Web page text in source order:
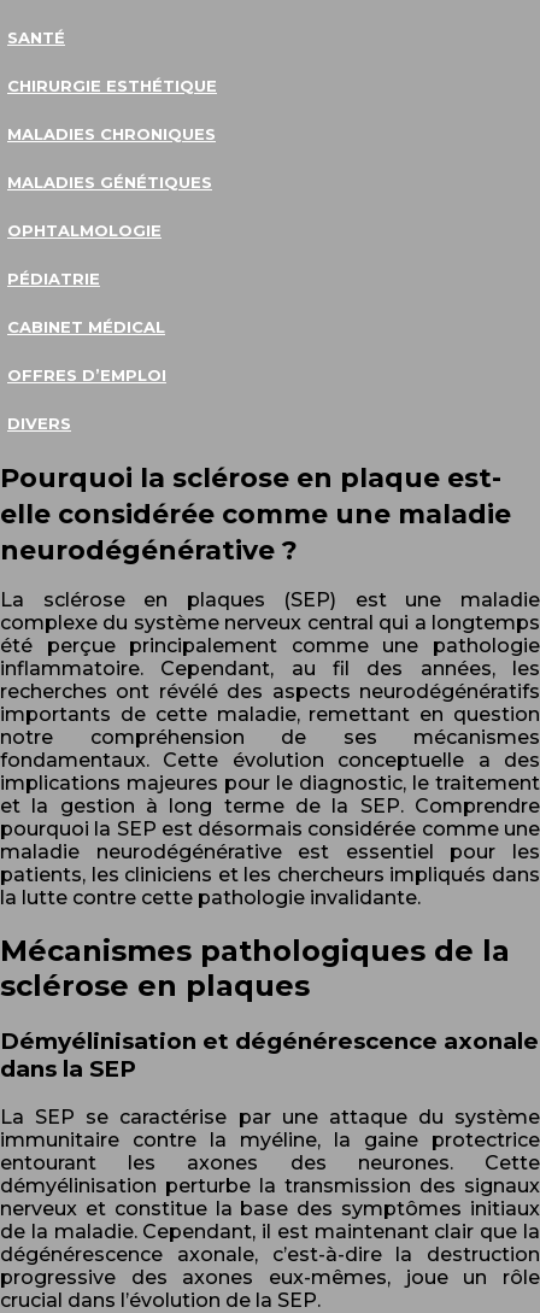
SANTÉ
CHIRURGIE ESTHÉTIQUE
MALADIES CHRONIQUES
MALADIES GÉNÉTIQUES
OPHTALMOLOGIE
PÉDIATRIE
CABINET MÉDICAL
OFFRES D’EMPLOI
DIVERS
Pourquoi la sclérose en plaque est-
elle considérée comme une maladie
neurodégénérative ?
La sclérose en plaques (SEP) est une maladie
complexe du système nerveux central qui a longtemps
été perçue principalement comme une pathologie
inflammatoire. Cependant, au fil des années, les
recherches ont révélé des aspects neurodégénératifs
importants de cette maladie, remettant en question
notre compréhension de ses mécanismes
fondamentaux. Cette évolution conceptuelle a des
implications majeures pour le diagnostic, le traitement
et la gestion à long terme de la SEP. Comprendre
pourquoi la SEP est désormais considérée comme une
maladie neurodégénérative est essentiel pour les
patients, les cliniciens et les chercheurs impliqués dans
la lutte contre cette pathologie invalidante.
Mécanismes pathologiques de la
sclérose en plaques
Démyélinisation et dégénérescence axonale
dans la SEP
La SEP se caractérise par une attaque du système
immunitaire contre la myéline, la gaine protectrice
entourant les axones des neurones. Cette
démyélinisation perturbe la transmission des signaux
nerveux et constitue la base des symptômes initiaux
de la maladie. Cependant, il est maintenant clair que la
dégénérescence axonale, c’est-à-dire la destruction
progressive des axones eux-mêmes, joue un rôle
crucial dans l’évolution de la SEP.